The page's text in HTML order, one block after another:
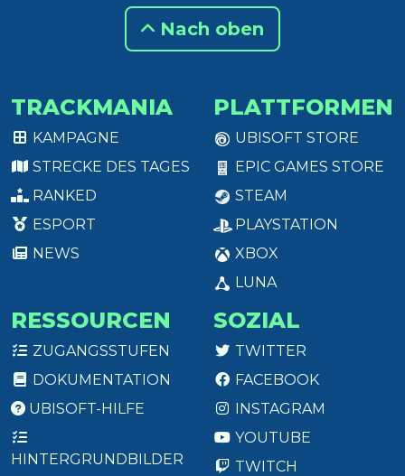
Nach oben
TRACKMANIA
KAMPAGNE
STRECKE DES TAGES
RANKED
ESPORT
NEWS
PLATTFORMEN
UBISOFT STORE
EPIC GAMES STORE
STEAM
PLAYSTATION
XBOX
LUNA
RESSOURCEN
ZUGANGSSTUFEN
DOKUMENTATION
UBISOFT-HILFE
HINTERGRUNDBILDER
SOZIAL
TWITTER
FACEBOOK
INSTAGRAM
YOUTUBE
TWITCH